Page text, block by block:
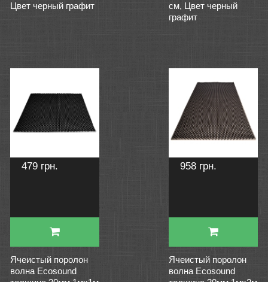
Цвет черный графит
см, Цвет черный
графит
479 грн.
Ячеистый поролон
волна Ecosound
958 грн.
Ячеистый поролон
волна Ecosound